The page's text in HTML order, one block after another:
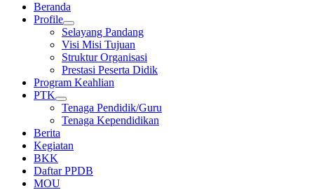
Beranda
Profile
Selayang Pandang
Visi Misi Tujuan
Struktur Organisasi
Prestasi Peserta Didik
Program Keahlian
PTK
Tenaga Pendidik/Guru
Tenaga Kependidikan
Berita
Kegiatan
BKK
Daftar PPDB
MOU